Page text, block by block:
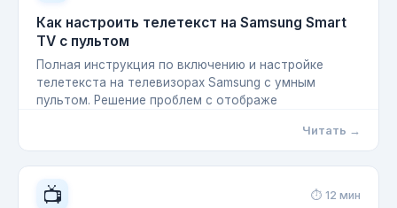
Как настроить телетекст на Samsung Smart
TV с пультом
Полная инструкция по включению и настройке
телетекста на телевизорах Samsung с умным
пультом. Решение проблем с отображе
Читать →
📺 ⏱ 12 мин